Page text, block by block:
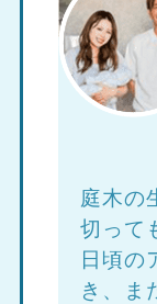
庭木の
切って
日頃の
き、ま